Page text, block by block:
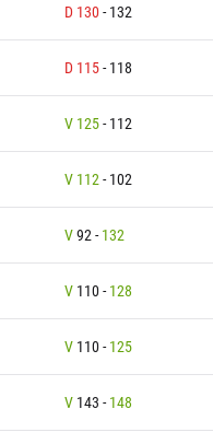
D 130- 132
D 115- 118
V 125- 112
V 112- 102
V92- 132
V 110- 128
V 110- 125
V 143 - 148